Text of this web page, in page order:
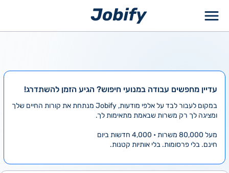
עדיין מחפשים עבודה במנועי חיפוש? הגיע הזמן להשתדרג!
במקום לעבור לבד על אלפי מודעות, Jobify מנתחת את קורות החיים שלך
ומציגה לך רק משרות שבאמת מתאימות לך.
מעל 80,000 משרות • 4,000 חדשות ביום
חינם. בלי פרסומות. בלי אותיות קטנות.